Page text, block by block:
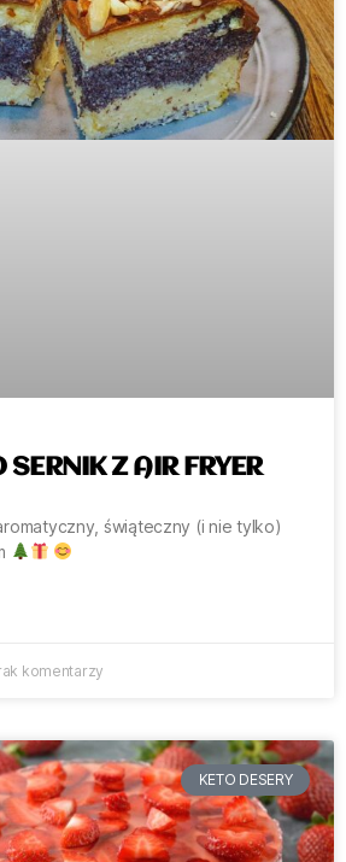
SERNIK Z AIR FRYER
świąteczny (i nie tylko)
komentarzy
KETO DESERY